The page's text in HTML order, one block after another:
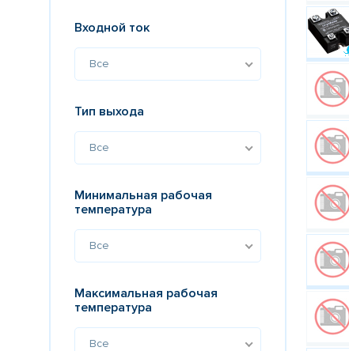
Входной ток
Все
Тип выхода
Все
Минимальная рабочая
температура
Все
Максимальная рабочая
температура
Все